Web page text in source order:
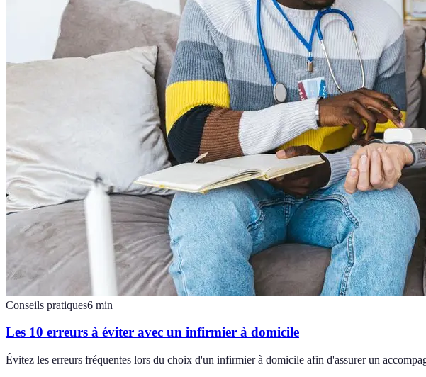
Conseils pratiques6 min
Les 10 erreurs à éviter avec un infirmier à domicile
Évitez les erreurs fréquentes lors du choix d'un infirmier à domicile afin d'assurer un